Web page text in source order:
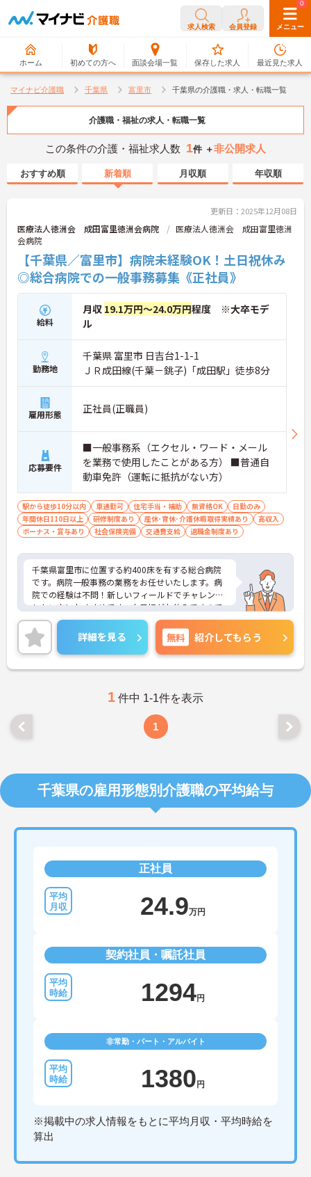
求人検索 会員登録 メニュー
ホーム 初めての方へ 面談会場一覧
0
保存した求人
0
最近見た求人
マイナビ介護職 千葉県 富里市 千葉県の介護職・求人・転職一覧
介護職・福祉の求人・転職一覧
この条件の介護・福祉求人数 1件 ＋非公開求人
おすすめ順 新着順 月収順 年収順
更新日：2025年12月08日
医療法人徳洲会 成田富里徳洲会病院
医療法人徳洲会 成田富里徳洲
会病院
【千葉県／富里市】病院未経験OK！土日祝休み
◎総合病院での一般事務募集《正社員》
給料
月収 19.1万円～24.0万円程度 ※大卒モデ
ル
勤務地
千葉県 富里市 日吉台1-1-1
ＪＲ成田線(千葉－銚子)「成田駅」徒歩8分
雇用形態 正社員(正職員)
応募要件
■一般事務系（エクセル・ワード・メール
を業務で使用したことがある方） ■普通自
動車免許（運転に抵抗がない方）
駅から徒歩10分以内 車通勤可 住宅手当・補助 無資格OK
日勤のみ
年間休日110日以上
研修制度あり 産休･育休･介護休暇取得実績あり
高収入
ボーナス・賞与あり
社会保険完備 交通費支給 退職金制度あり
千葉県富里市に位置する約400床を有する総合病院
です。病院一般事務の業務をお任せいたします。病
院での経験は不問！新しいフィールドでチャレンジ
したい方におすすめです。土日祝がお休みですので
ワーク・ライフ・バランスも実現しやすいです。ご
興味ある方には、面接対策ポイントなど、さらに詳
細をお話しいたしますのでお気軽にご相談くださ
い！
詳細を見る 無料 紹介してもらう
1 件中 1-1件を表示
1
千葉県の雇用形態別介護職の平均給与
正社員
24.9万円
契約社員・嘱託社員
1294円
非常勤・パート・アルバイト
1380 円
※掲載中の求人情報をもとに平均月収・平均時給を
算出